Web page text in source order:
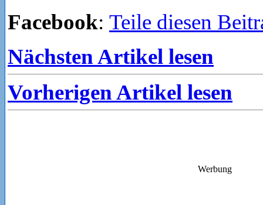
Facebook: Teile diesen
Nächsten Artikel lesen
Vorherigen Artikel lesen
Werbung